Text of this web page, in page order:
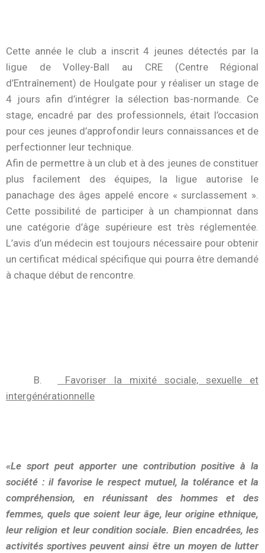
Cette année le club a inscrit 4 jeunes détectés par la
ligue de Volley-Ball au CRE (Centre Régional
d’Entraînement) de Houlgate pour y réaliser un stage de
4 jours afin d’intégrer la sélection bas-normande. Ce
stage, encadré par des professionnels, était l’occasion
pour ces jeunes d’approfondir leurs connaissances et de
perfectionner leur technique.
Afin de permettre à un club et à des jeunes de constituer
plus facilement des équipes, la ligue autorise le
panachage des âges appelé encore « surclassement ».
Cette possibilité de participer à un championnat dans
une catégorie d’âge supérieure est très réglementée.
L’avis d’un médecin est toujours nécessaire pour obtenir
un certificat médical spécifique qui pourra être demandé
à chaque début de rencontre.
B.
Favoriser la mixité sociale, sexuelle et
intergénérationnelle
«Le sport peut apporter une contribution positive à la
société : il favorise le respect mutuel, la tolérance et la
compréhension, en réunissant des hommes et des
femmes, quels que soient leur âge, leur origine ethnique,
leur religion et leur condition sociale. Bien encadrées, les
activités sportives peuvent ainsi être un moyen de lutter